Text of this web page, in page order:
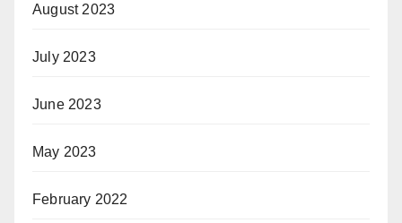
August 2023
July 2023
June 2023
May 2023
February 2022